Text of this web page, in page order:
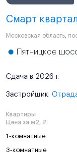
Смарт
Московская область,
Пятницкое
Сдача в 2026 г.
Застройщик:
Квартиры
Цена за м2, ₽
1-комнатные
3-комнатные